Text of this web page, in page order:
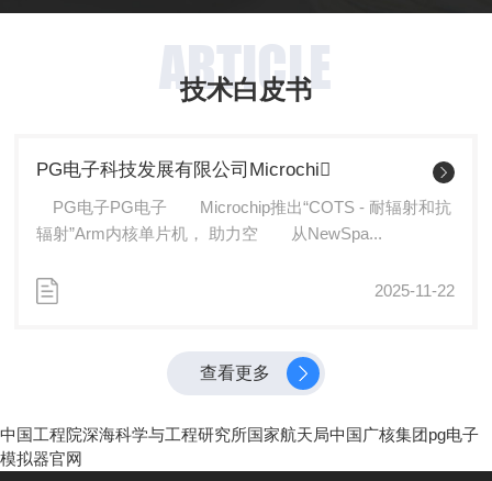
ARTICLE
技术白皮书
PG电子科技发展有限公司Microchi
PG电子PG电子 Microchip推出“COTS - 耐辐射和抗
辐射”Arm内核单片机， 助力空 从NewSpa...
2025-11-22
查看更多
中国工程院深海科学与工程研究所国家航天局中国广核集团pg电子
模拟器官网